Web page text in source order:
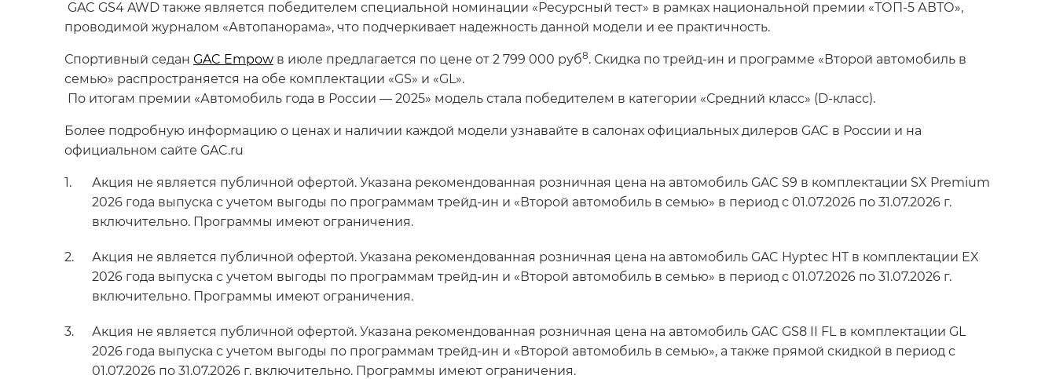
GAC GS4 AWD также является победителем специальной номинации «Ресурсный тест» в рамках национальной премии «ТОП-5 АВТО»,
проводимой журналом «Автопанорама», что подчеркивает надежность данной модели и ее практичность.
Спортивный седан GAC Empow в июле предлагается по цене от 2 799 000 руб8. Скидка по трейд-ин и программе «Второй автомобиль в
семью» распространяется на обе комплектации «GS» и «GL».
По итогам премии «Автомобиль года в России — 2025» модель стала победителем в категории «Средний класс» (D-класс).
Более подробную информацию о ценах и наличии каждой модели узнавайте в салонах официальных дилеров GAC в России и на
официальном сайте GAC.ru
Акция не является публичной офертой. Указана рекомендованная розничная цена на автомобиль GAC S9 в комплектации SX Premium
2026 года выпуска с учетом выгоды по программам трейд-ин и «Второй автомобиль в семью» в период с 01.07.2026 по 31.07.2026 г.
включительно. Программы имеют ограничения.
Акция не является публичной офертой. Указана рекомендованная розничная цена на автомобиль GAC Hyptec HT в комплектации EX
2026 года выпуска с учетом выгоды по программам трейд-ин и «Второй автомобиль в семью» в период с 01.07.2026 по 31.07.2026 г.
включительно. Программы имеют ограничения.
Акция не является публичной офертой. Указана рекомендованная розничная цена на автомобиль GAC GS8 II FL в комплектации GL
2026 года выпуска с учетом выгоды по программам трейд-ин и «Второй автомобиль в семью», а также прямой скидкой в период с
01.07.2026 по 31.07.2026 г. включительно. Программы имеют ограничения.